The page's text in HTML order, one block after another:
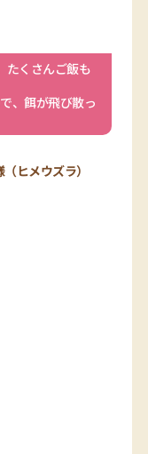
たくさんご飯も
、餌が飛び散っ
ヒメウズラ）